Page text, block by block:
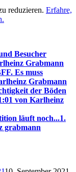
reduzieren. Erfahre,
Besucher
Grabmann
Es muss
Grabmann
der Böden
von Karlheinz
läuft noch...1.
grabmann